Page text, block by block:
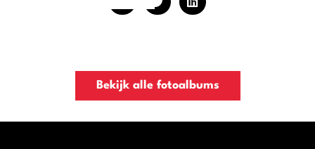
Bekijk alle fotoalbums